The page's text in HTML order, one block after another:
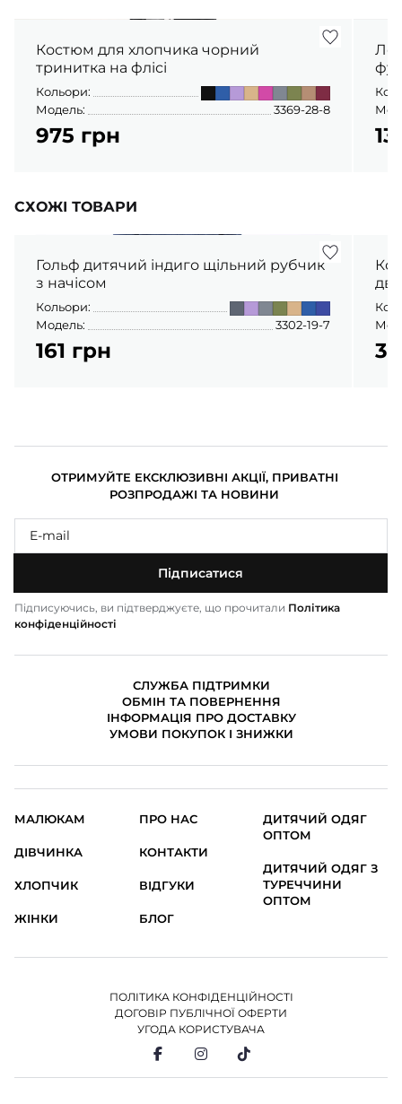
Костюм для хлопчика чорний
тринитка на флісі
Кольори:
Модель:
3369-28-8
975 грн
СХОЖІ ТОВАРИ
Гольф дитячий індиго щільний рубчик
з начісом
Кольори:
Модель:
3302-19-7
161 грн
ОТРИМУЙТЕ ЕКСКЛЮЗИВНІ АКЦІЇ, ПРИВАТНІ
РОЗПРОДАЖІ ТА НОВИНИ
Підписатися
Підписуючись, ви підтверджуєте, що прочитали Політика
конфіденційності
СЛУЖБА ПІДТРИМКИ
ОБМІН ТА ПОВЕРНЕННЯ
ІНФОРМАЦІЯ ПРО ДОСТАВКУ
УМОВИ ПОКУПОК І ЗНИЖКИ
МАЛЮКАМ
ДІВЧИНКА
ХЛОПЧИК
ЖІНКИ
ПРО НАС
КОНТАКТИ
ВІДГУКИ
БЛОГ
ДИТЯЧИЙ ОДЯГ
ОПТОМ
ДИТЯЧИЙ ОДЯГ З
ТУРЕЧЧИНИ
ОПТОМ
ПОЛІТИКА КОНФІДЕНЦІЙНОСТІ
ДОГОВІР ПУБЛІЧНОЇ ОФЕРТИ
УГОДА КОРИСТУВАЧА